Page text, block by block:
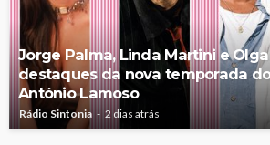
Jorge Palma, Linda Martini e
destaques da nova temporada
António Lamoso
Rádio Sintonia 2 dias atrás